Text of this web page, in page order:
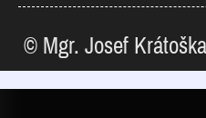
© Mgr. Josef